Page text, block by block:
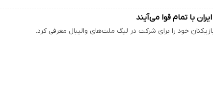
خود را برای شرکت در لیگ ملت‌های والیبال معرفی کرد.